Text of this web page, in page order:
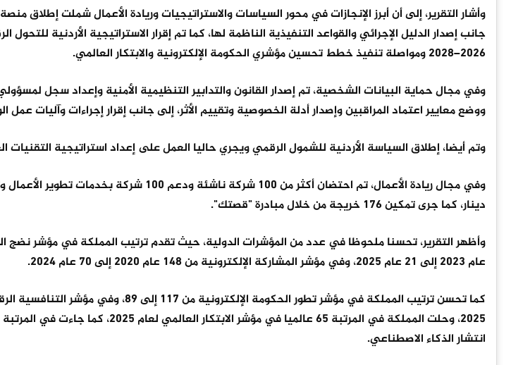
وأشار التقرير، إلى أن أبرز الإنجازات في محور السياسات والاستراتيجيات وريادة الأعمال شملت إطلاق
جانب إصدار الدليل الإجرائي والقواعد التنفيذية الناظمة لها، كما تم إقرار الاستراتيجية الأردنية للتحول
2026–2028 ومواصلة تنفيذ خطط تحسين مؤشري الحكومة الإلكترونية والابتكار العالمي.
وفي مجال حماية البيانات الشخصية، تم إصدار القانون والتدابير التنظيمية الأمنية وإعداد سجل
ووضع معايير اعتماد المراقبين وإصدار أدلة الخصوصية وتقييم الأثر، إلى جانب إقرار إجراءات وآليات عمل
وتم أيضا، إطلاق السياسة الأردنية للشمول الرقمي ويجري حاليا العمل على إعداد استراتيجية التقنيات
وفي مجال ريادة الأعمال، تم احتضان أكثر من 100 شركة
دينار، كما جرى تمكين 176 خريجة من خلال مبادرة "قصتك".
وأظهر التقرير، تحسنا ملحوظا في عدد من المؤشرات الدولية، حيث تقدم ترتيب المملكة في مؤشر نضج
عام 2023 إلى 21 عام 2025، وفي مؤشر المشاركة الإلكترونية من 148 عام 2020 إلى 70 عام 2024.
انتشار الذكاء الاصطناعي.